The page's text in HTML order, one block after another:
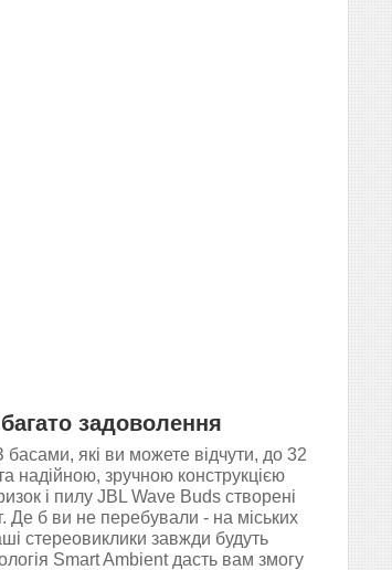
задоволення
басами, які ви можете відчути, до 32
надійною, зручною конструкцією
і пилу JBL Wave Buds створені
б ви не перебували - на міських
стереовиклики завжди будуть
Smart Ambient дасть вам змогу